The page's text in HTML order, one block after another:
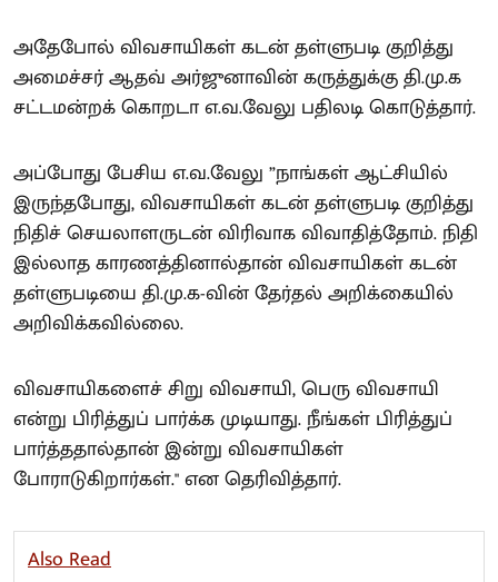
அதேபோல் விவசாயிகள் கடன் தள்ளுபடி குறித்து
அமைச்சர் ஆதவ் அர்ஜுனாவின் கருத்துக்கு தி.மு.க
சட்டமன்றக் கொறடா எ.வ.வேலு பதிலடி கொடுத்தார்.
அப்போது பேசிய எ.வ.வேலு ”நாங்கள் ஆட்சியில்
இருந்தபோது, விவசாயிகள் கடன் தள்ளுபடி குறித்து
நிதிச் செயலாளருடன் விரிவாக விவாதித்தோம். நிதி
இல்லாத காரணத்தினால்தான் விவசாயிகள் கடன்
தள்ளுபடியை தி.மு.க-வின் தேர்தல் அறிக்கையில்
அறிவிக்கவில்லை.
விவசாயிகளைச் சிறு விவசாயி, பெரு விவசாயி
என்று பிரித்துப் பார்க்க முடியாது. நீங்கள் பிரித்துப்
பார்த்ததால்தான் இன்று விவசாயிகள்
போராடுகிறார்கள்." என தெரிவித்தார்.
Also Read